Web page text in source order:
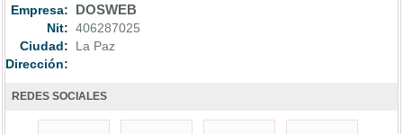
Empresa: DOSWEB
Nit: 406287025
Ciudad: La Paz
Dirección:
REDES SOCIALES